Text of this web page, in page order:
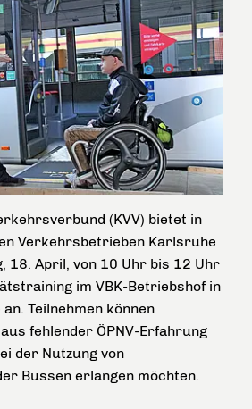
(KVV) bietet in
Verkehrsbetrieben Karlsruhe
18. April, von 10 Uhr bis 12 Uhr
im VBK-Betriebshof in
Teilnehmen können
fehlender ÖPNV-Erfahrung
der Nutzung von
Bussen erlangen möchten.